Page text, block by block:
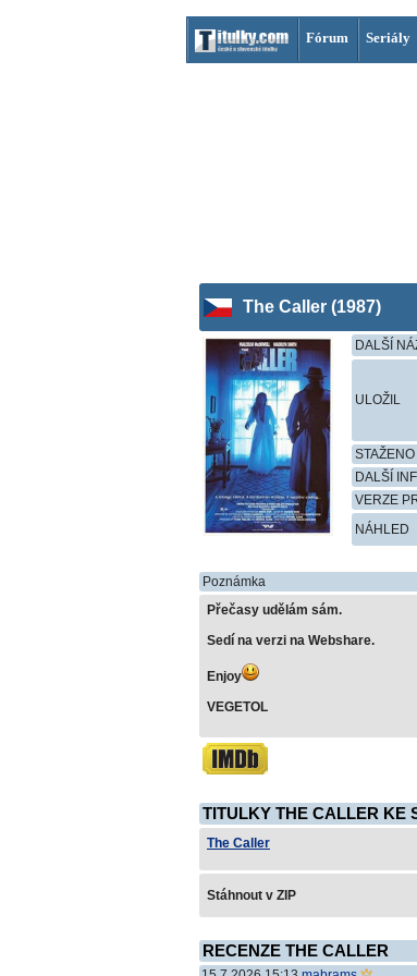
Fórum Seriály
The Caller (1987)
DALŠÍ
ULOŽIL
STAŽENO
DALŠÍ
VERZE
NÁHLED
Poznámka
Přečasy udělám sám.
Sedí na verzi na Webshare.
Enjoy
VEGETOL
TITULKY THE CALLER KE
The Caller
Stáhnout v ZIP
RECENZE THE CALLER